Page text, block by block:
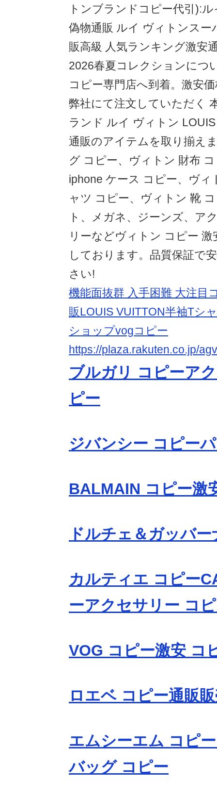
トンブランドコピー代引):
偽物通販 ルイ ヴィトンスー
販高級 人気ランキング激安
2026春夏コレクションにつ
コピー専門店へ到着。激安
弊社にて注文していただく
ランド ルイ ヴィトン
通販のアイテムを取り揃え
グ コピー、ヴィトン 財布
iphone ケース コピー、ヴ
ャツ コピー、ヴィトン 靴
ト、メガネ、ジーンズ、ア
リーなどヴィトン コピー
しております。品質保証で
さい!
機能面抜群 入手困難 大注目
販LOUIS VUITTON半袖Tシ
ショップvogコピー
https://plaza.rakuten.co.jp/
ブルガリ コピーア
ピー
ジバンシー コピー
BALMAIN コピー激
ドルチェ＆ガッバ
カルティエ コピー
ーアクセサリー コ
VOG コピー激安 コ
ロエベ コピー通販
エムシーエム コピ
バッグ コピー